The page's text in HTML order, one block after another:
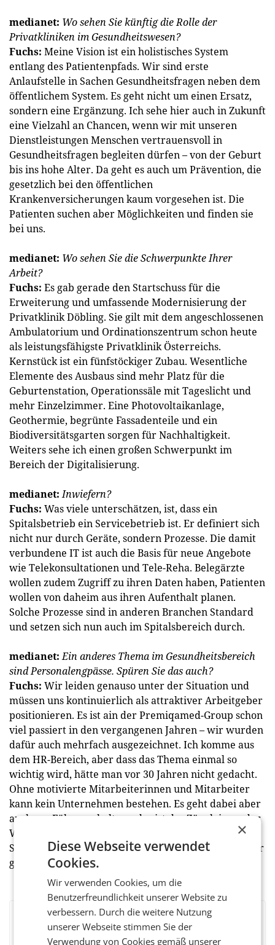
medianet: Wo sehen Sie künftig die Rolle der
Privatkliniken im Gesundheitswesen?
Fuchs: Meine Vision ist ein holistisches System
entlang des Patientenpfads. Wir sind erste
Anlaufstelle in Sachen Gesundheitsfragen neben dem
öffentlichem System. Es geht nicht um einen Ersatz,
sondern eine Ergänzung. Ich sehe hier auch in Zukunft
eine Vielzahl an Chancen, wenn wir mit unseren
Dienstleistungen Menschen vertrauensvoll in
Gesundheitsfragen begleiten dürfen – von der Geburt
bis ins hohe Alter. Da geht es auch um Prävention, die
gesetzlich bei den öffentlichen
Krankenversicherungen kaum vorgesehen ist. Die
Patienten suchen aber Möglichkeiten und finden sie
bei uns.
medianet: Wo sehen Sie die Schwerpunkte Ihrer
Arbeit?
Fuchs: Es gab gerade den Startschuss für die
Erweiterung und umfassende Modernisierung der
Privatklinik Döbling. Sie gilt mit dem angeschlossenen
Ambulatorium und Ordinationszentrum schon heute
als leistungsfähigste Privatklinik Österreichs.
Kernstück ist ein fünfstöckiger Zubau. Wesentliche
Elemente des Ausbaus sind mehr Platz für die
Geburtenstation, Operationssäle mit Tageslicht und
mehr Einzelzimmer. Eine Photovoltaikanlage,
Geothermie, begrünte Fassadenteile und ein
Biodiversitätsgarten sorgen für Nachhaltigkeit.
Weiters sehe ich einen großen Schwerpunkt im
Bereich der Digitalisierung.
medianet:Inwiefern?
Fuchs: Was viele unterschätzen, ist, dass ein
Spitalsbetrieb ein Servicebetrieb ist. Er definiert sich
nicht nur durch Geräte, sondern Prozesse. Die damit
verbundene IT ist auch die Basis für neue Angebote
wie Telekonsultationen und Tele-Reha. Belegärzte
wollen zudem Zugriff zu ihren Daten haben, Patienten
wollen von daheim aus ihren Aufenthalt planen.
Solche Prozesse sind in anderen Branchen Standard
und setzen sich nun auch im Spitalsbereich durch.
medianet:Ein anderes Thema im Gesundheitsbereich
sind Personalengpässe. Spüren Sie das auch?
Fuchs: Wir leiden genauso unter der Situation und
müssen uns kontinuierlich als attraktiver Arbeitgeber
positionieren. Es ist ain der Premiqamed-Group schon
viel passiert in den vergangenen Jahren – wir wurden
dafür auch mehrfach ausgezeichnet. Ich komme aus
dem HR-Bereich, aber dass das Thema einmal so
wichtig wird, hätte man vor 30 Jahren nicht gedacht.
Ohne motivierte Mitarbeiterinnen und Mitarbeiter
kann kein Unternehmen bestehen. Es geht dabei aber
auch um Führungskultur – das ist das Zünglein an der
Waage. Die Herausforderung ist, dass das System im
Spital hierarchisch aufgebaut ist. Das ändert sich aber
gerade und muss sich auch ändern.
BEWERTEN SIE DIESEN ARTIKEL
×
Diese Webseite verwendet
Cookies.
Wir verwenden Cookies, um die
Benutzerfreundlichkeit unserer Website zu
verbessern. Durch die weitere Nutzung
unserer Webseite stimmen Sie der
Verwendung von Cookies gemäß unserer